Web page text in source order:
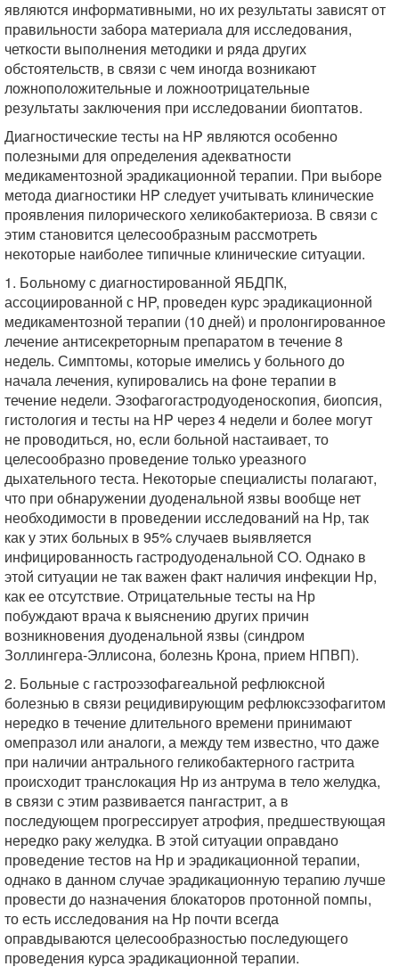
являются информативными, но их результаты зависят от
правильности забора материала для исследования,
четкости выполнения методики и ряда других
обстоятельств, в связи с чем иногда возникают
ложноположительные и ложноотрицательные
результаты заключения при исследовании биоптатов.
Диагностические тесты на HP являются особенно
полезными для определения адекватности
медикаментозной эрадикационной терапии. При выборе
метода диагностики HP следует учитывать клинические
проявления пилорического хеликобактериоза. В связи с
этим становится целесообразным рассмотреть
некоторые наиболее типичные клинические ситуации.
1. Больному с диагностированной ЯБДПК,
ассоциированной с HP, проведен курс эрадикационной
медикаментозной терапии (10 дней) и пролонгированное
лечение антисекреторным препаратом в течение 8
недель. Симптомы, которые имелись у больного до
начала лечения, купировались на фоне терапии в
течение недели. Эзофагогастродуоденоскопия, биопсия,
гистология и тесты на HP через 4 недели и более могут
не проводиться, но, если больной настаивает, то
целесообразно проведение только уреазного
дыхательного теста. Некоторые специалисты полагают,
что при обнаружении дуоденальной язвы вообще нет
необходимости в проведении исследований на Нр, так
как у этих больных в 95% случаев выявляется
инфицированность гастродуоденальной СО. Однако в
этой ситуации не так важен факт наличия инфекции Нр,
как ее отсутствие. Отрицательные тесты на Нр
побуждают врача к выяснению других причин
возникновения дуоденальной язвы (синдром
Золлингера-Эллисона, болезнь Крона, прием НПВП).
2. Больные с гастроэзофагеальной рефлюксной
болезнью в связи рецидивирующим рефлюксэзофагитом
нередко в течение длительного времени принимают
омепразол или аналоги, а между тем известно, что даже
при наличии антрального геликобактерного гастрита
происходит транслокация Нр из антрума в тело желудка,
в связи с этим развивается пангастрит, а в
последующем прогрессирует атрофия, предшествующая
нередко раку желудка. В этой ситуации оправдано
проведение тестов на Нр и эрадикационной терапии,
однако в данном случае эрадикационную терапию лучше
провести до назначения блокаторов протонной помпы,
то есть исследования на Нр почти всегда
оправдываются целесообразностью последующего
проведения курса эрадикационной терапии.